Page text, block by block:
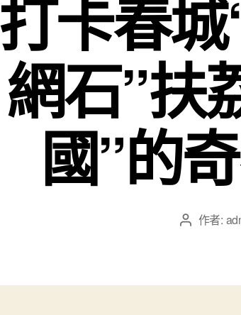
打卡春
網石”扶
國”的
文 作者: